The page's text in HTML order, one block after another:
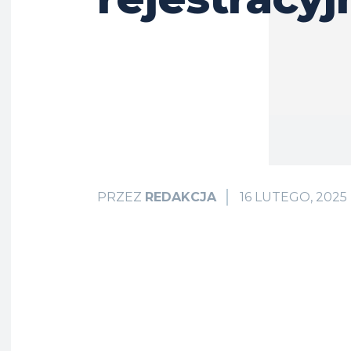
PRZEZ REDAKCJA 16 LUTEGO, 2025